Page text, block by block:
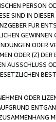
PERSON
SIND IN
FÜR
ODER
ODER (Z)
AUSSCHLUSS
ODER